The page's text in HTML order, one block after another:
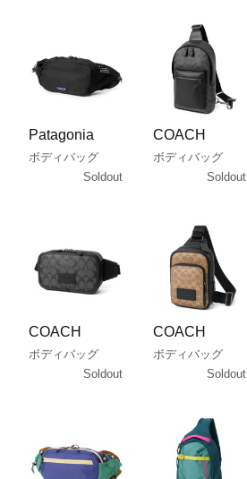
Patagonia
ボディバッグ
Soldout
COACH
ボディバッグ
Soldout
COACH
ボディバッグ
Soldout
COACH
ボディバッグ
Soldout